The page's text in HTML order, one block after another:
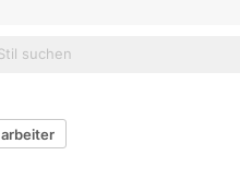
arbeiter